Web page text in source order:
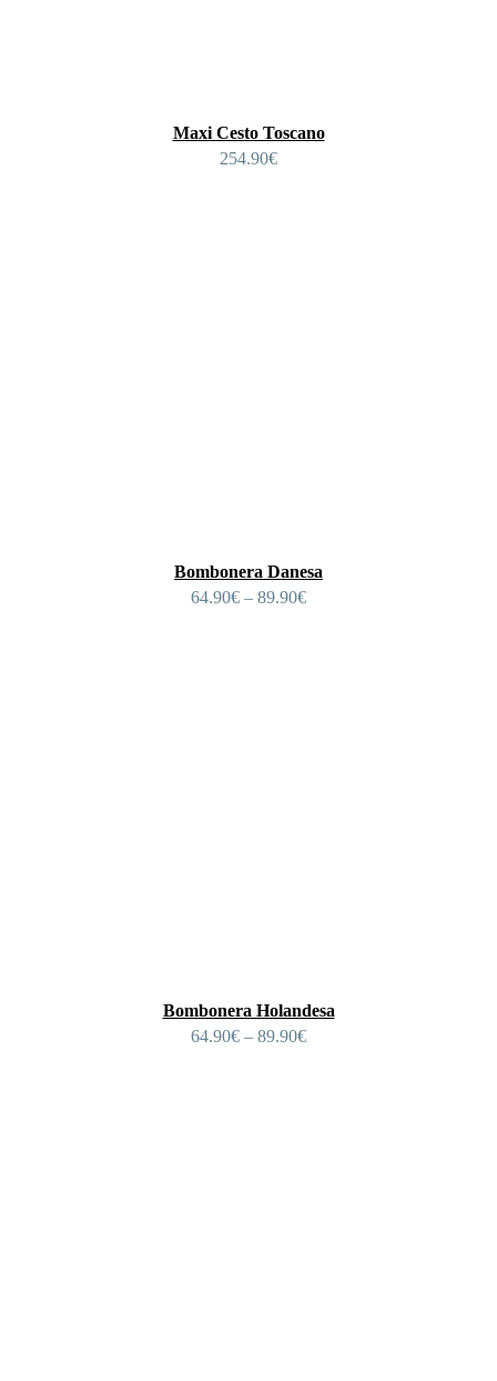
Maxi Cesto Toscano
254.90€
Bombonera Danesa
64.90€ – 89.90€
Bombonera Holandesa
64.90€ – 89.90€